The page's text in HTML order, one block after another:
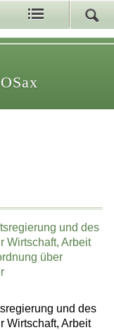
und des
Wirtschaft, Arbeit
über
und des
Wirtschaft, Arbeit